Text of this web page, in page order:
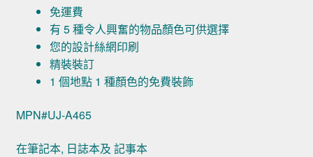
免運費
有 5 種令人興奮的物品顏色可供選擇
您的設計絲網印刷
精裝裝訂
1 個地點 1 種顏色的免費裝飾
MPN#UJ-A465
在筆記本, 日誌本及 記事本